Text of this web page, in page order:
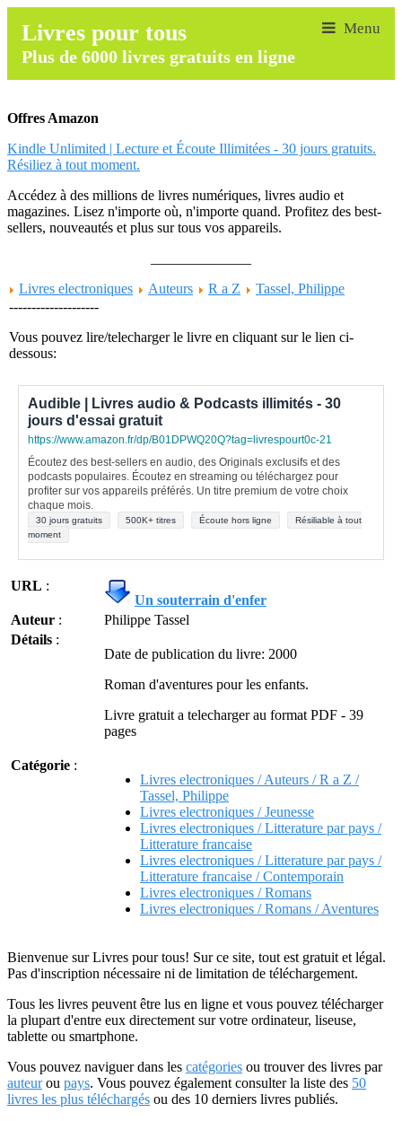
Livres pour tous
Plus de 6000 livres gratuits en ligne
Offres Amazon
Kindle Unlimited | Lecture et Écoute Illimitées - 30 jours gratuits.
Résiliez à tout moment.
Accédez à des millions de livres numériques, livres audio et
magazines. Lisez n'importe où, n'importe quand. Profitez des best-
sellers, nouveautés et plus sur tous vos appareils.
Livres electroniques
Auteurs R a Z
Tassel, Philippe
--------------------
Vous pouvez lire/telecharger le livre en cliquant sur le lien ci-
dessous:
Audible | Livres audio & Podcasts illimités - 30
jours d'essai gratuit
https://www.amazon.fr/dp/B01DPWQ20Q?tag=livrespourt0c-21
Écoutez des best-sellers en audio, des Originals exclusifs et des
podcasts populaires. Écoutez en streaming ou téléchargez pour
profiter sur vos appareils préférés. Un titre premium de votre choix
chaque mois.
30 jours gratuits 500K+ titres Écoute hors ligne
Résiliable à tout
moment
URL :
Un souterrain d'enfer
Auteur :
Philippe Tassel
Détails :
Date de publication du livre: 2000
Roman d'aventures pour les enfants.
Livre gratuit a telecharger au format PDF - 39
pages
Catégorie :
Livres electroniques / Auteurs / R a Z /
Tassel, Philippe
Livres electroniques / Jeunesse
Livres electroniques / Litterature par pays /
Litterature francaise
Livres electroniques / Litterature par pays /
Litterature francaise / Contemporain
Livres electroniques / Romans
Livres electroniques / Romans / Aventures
Bienvenue sur Livres pour tous! Sur ce site, tout est gratuit et légal.
Pas d'inscription nécessaire ni de limitation de téléchargement.
Tous les livres peuvent être lus en ligne et vous pouvez télécharger
la plupart d'entre eux directement sur votre ordinateur, liseuse,
tablette ou smartphone.
Vous pouvez naviguer dans les catégories ou trouver des livres par
auteurou pays. Vous pouvez également consulter la liste des 50
livres les plus téléchargés ou des 10 derniers livres publiés.